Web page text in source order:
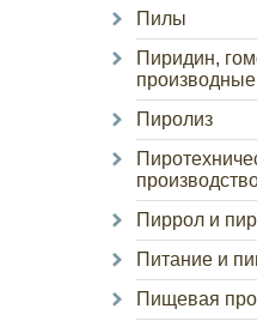
Пилы
Пиридин,
производные
Пиролиз
Пиррол и
Питание и
Пищевая